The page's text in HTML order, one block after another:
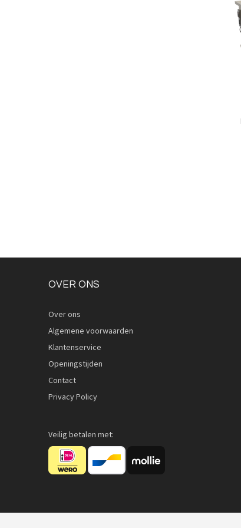
OVER ONS
Over ons
Algemene voorwaarden
Klantenservice
Openingstijden
Contact
Privacy Policy
Veilig betalen met: